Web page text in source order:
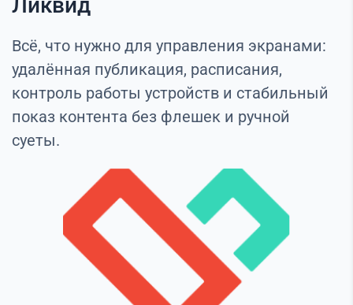
Ликвид
Всё, что нужно для управления экранами:
удалённая публикация, расписания,
контроль работы устройств и стабильный
показ контента без флешек и ручной
суеты.